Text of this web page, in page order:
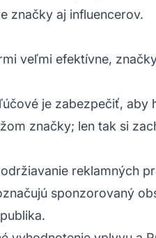
značky aj influencerov.
veľmi efektívne,
je zabezpečiť, aby
značky; len tak si
reklamných
sponzorovaný